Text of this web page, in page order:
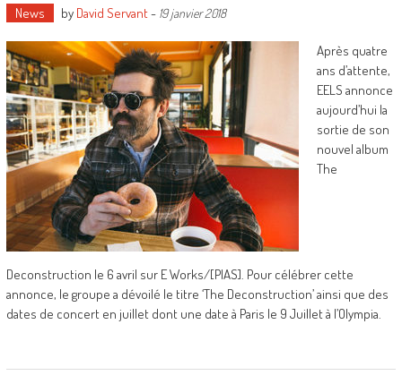
News by David Servant- 19 janvier 2018
Après quatre
ans d’attente,
EELS annonce
aujourd’hui la
sortie de son
nouvel album
The
Deconstruction le 6 avril sur E Works/[PIAS]. Pour célébrer cette
annonce, le groupe a dévoilé le titre ‘The Deconstruction’ ainsi que des
dates de concert en juillet dont une date à Paris le 9 Juillet à l’Olympia.